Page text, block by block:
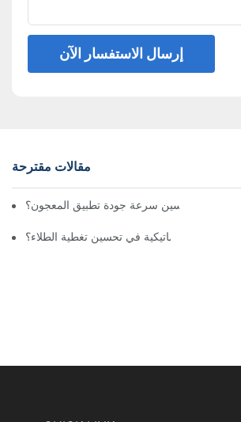
إرسال الاستفسار الآن
مقالات مقترحة
على تحسين سرعة جودة تطبيق المعجون؟
الرش الأوتوماتيكية في تحسين تغطية الطلاء؟